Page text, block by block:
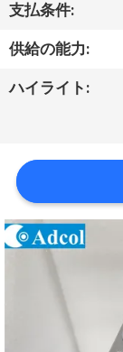
達
に
つ
て
工
支払条件:
供給の能力:
ハイライト: